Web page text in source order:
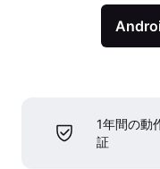
1年間の動
証